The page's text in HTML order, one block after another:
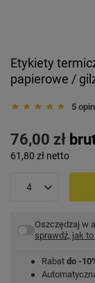
Etykiety
papierowe /
5
76,00 zł
61,80 zł netto
Oszczędzaj w
sprawdź, jak to
Rabat do -